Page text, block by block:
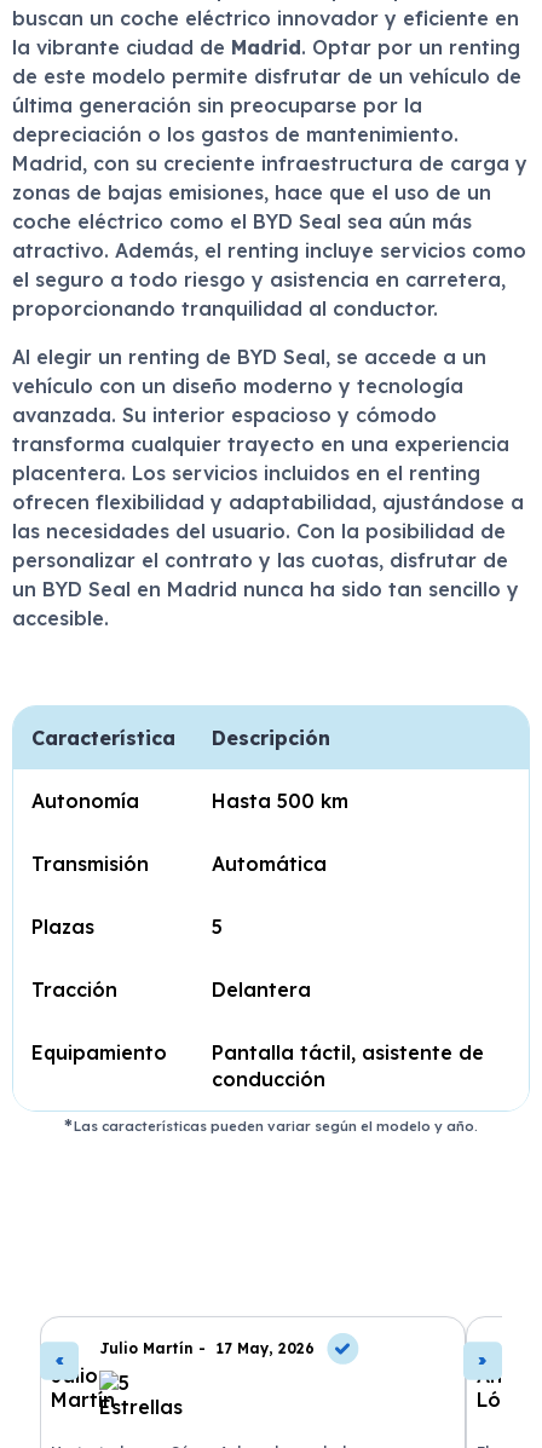
buscan un coche eléctrico innovador y eficiente en
la vibrante ciudad de Madrid. Optar por un renting
de este modelo permite disfrutar de un vehículo de
última generación sin preocuparse por la
depreciación o los gastos de mantenimiento.
Madrid, con su creciente infraestructura de carga y
zonas de bajas emisiones, hace que el uso de un
coche eléctrico como el BYD Seal sea aún más
atractivo. Además, el renting incluye servicios como
el seguro a todo riesgo y asistencia en carretera,
proporcionando tranquilidad al conductor.
Al elegir un renting de BYD Seal, se accede a un
vehículo con un diseño moderno y tecnología
avanzada. Su interior espacioso y cómodo
transforma cualquier trayecto en una experiencia
placentera. Los servicios incluidos en el renting
ofrecen flexibilidad y adaptabilidad, ajustándose a
las necesidades del usuario. Con la posibilidad de
personalizar el contrato y las cuotas, disfrutar de
un BYD Seal en Madrid nunca ha sido tan sencillo y
accesible.
Característica Descripción
Autonomía Hasta 500 km
Transmisión Automática
Plazas 5
Tracción Delantera
Equipamiento
Pantalla táctil, asistente de
conducción
Las características pueden variar según el modelo y año.
Julio Martín - 17 May, 2026